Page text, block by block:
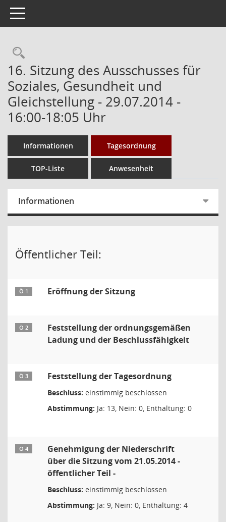
Toggle navigation
Rechercheauswahl
16. Sitzung des Ausschusses für
Soziales, Gesundheit und
Gleichstellung - 29.07.2014 -
16:00-18:05 Uhr
Informationen Tagesordnung
TOP-Liste Anwesenheit
Informationen
Öffentlicher Teil:
Ö 1 Eröffnung der Sitzung
Ö 2
Feststellung der ordnungsgemäßen
Ladung und der Beschlussfähigkeit
Ö 3 Feststellung der Tagesordnung
Beschluss: einstimmig beschlossen
Abstimmung: Ja: 13, Nein: 0, Enthaltung: 0
Ö 4
Genehmigung der Niederschrift
über die Sitzung vom 21.05.2014 -
öffentlicher Teil -
Beschluss: einstimmig beschlossen
Abstimmung: Ja: 9, Nein: 0, Enthaltung: 4